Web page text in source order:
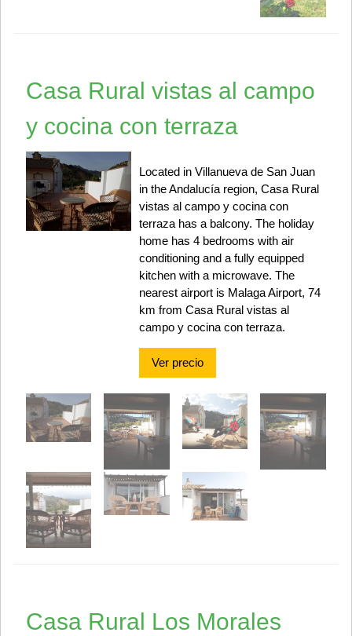
Casa Rural vistas al campo
y cocina con terraza
Located in Villanueva de San Juan
in the Andalucía region, Casa Rural
vistas al campo y cocina con
terraza has a balcony. The holiday
home has 4 bedrooms with air
conditioning and a fully equipped
kitchen with a microwave. The
nearest airport is Malaga Airport, 74
km from Casa Rural vistas al
campo y cocina con terraza.
Ver precio
Casa Rural Los Morales